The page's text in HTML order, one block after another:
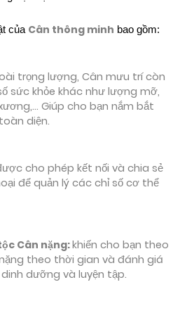
của Cân thông minh bao gồm:
trọng lượng, Cân mưu trí còn
sức khỏe khác như lượng mỡ,
Giúp cho bạn nắm bắt
diện.
cho phép kết nối và chia sẻ
để quản lý các chỉ số cơ thể
Cân nặng:khiến cho bạn theo
theo thời gian và đánh giá
dưỡng và luyện tập.